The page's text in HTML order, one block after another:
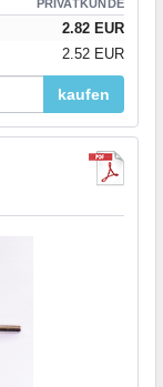
PRIVATKUNDE
2.82 EUR
2.52 EUR
kaufen